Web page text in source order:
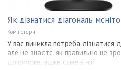
Як дізнатися діагональ
Компютери
У вас виникла потреба дізнатися
але не знаєте, як правильно це
допоможе, адже саме в ній